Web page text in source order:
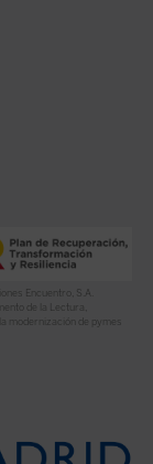
Encuentro, S.A.
de la Lectura,
modernización de pymes